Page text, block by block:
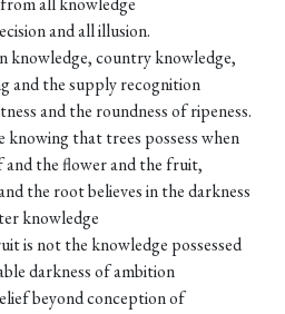
and all illusion.
knowledge, country knowledge,
and the supply recognition
and the roundness of ripeness.
that trees possess when
and the flower and the fruit,
the root believes in the darkness
knowledge
is not the knowledge possessed
darkness of ambition
beyond conception of